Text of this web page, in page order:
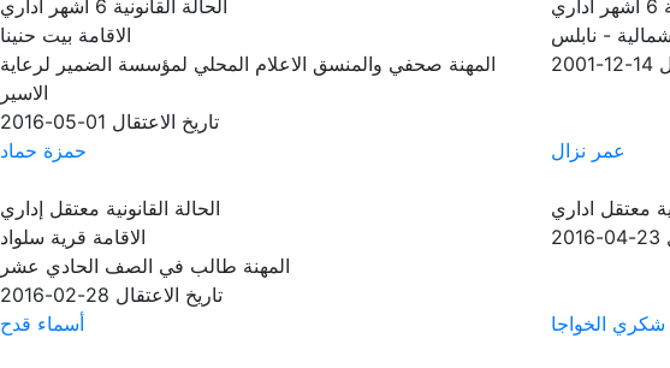
6 اشهر اداري
- نابلس
14-12-2001
الحالة القانونية 6 اشهر اداري
الاقامة بيت حنينا
المهنة صحفي والمنسق الاعلام المحلي لمؤسسة الضمير لرعاية
الاسير
تاريخ الاعتقال 01-05-2016
عمر نزال
معتقل اداري
23-04-2016
حمزة حماد
الحالة القانونية معتقل إداري
الاقامة قرية سلواد
المهنة طالب في الصف الحادي عشر
تاريخ الاعتقال 28-02-2016
شكري الخواجا أسماء قدح